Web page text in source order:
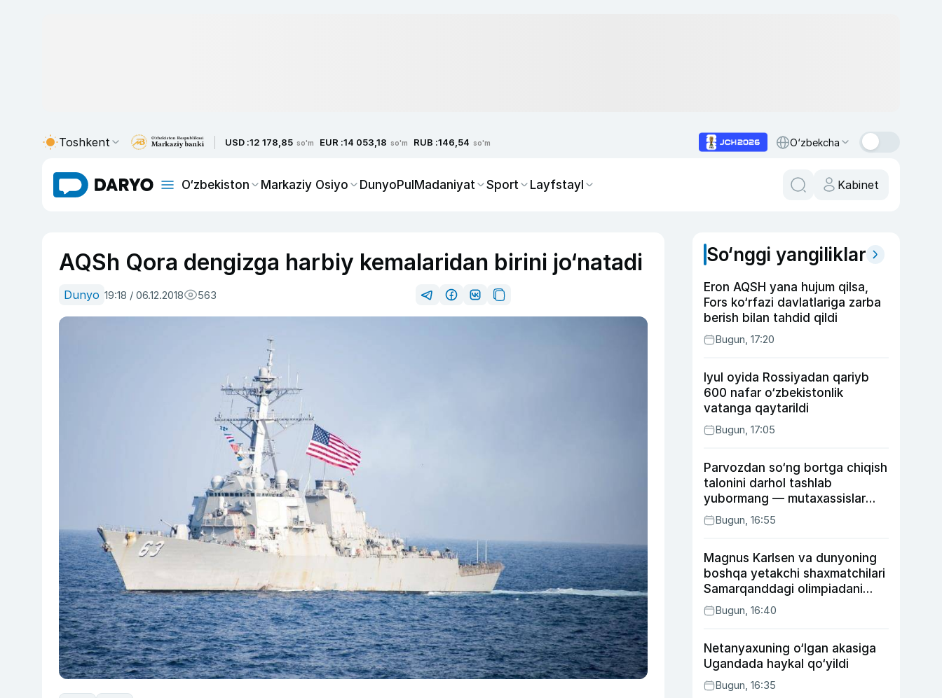
Toshkent USD :12 178,85 so'm EUR :14 053,18 so'm RUB :146,54 so'm O‘zbekcha
O‘zbekiston Markaziy Osiyo DunyoPulMadaniyat Sport Layfstayl Kabinet
AQSh Qora dengizga harbiy kemalaridan birini jo‘natadi
Dunyo 19:18 / 06.12.2018 563
So‘nggi yangiliklar
Eron AQSH yana hujum qilsa,
Fors ko‘rfazi davlatlariga zarba
berish bilan tahdid qildi
Bugun, 17:20
Iyul oyida Rossiyadan qariyb
600 nafar o‘zbekistonlik
vatanga qaytarildi
Bugun, 17:05
Parvozdan so‘ng bortga chiqish
talonini darhol tashlab
yubormang — mutaxassislar
buning sababini tushuntirdi
Bugun, 16:55
Magnus Karlsen va dunyoning
boshqa yetakchi shaxmatchilari
Samarqanddagi olimpiadani
o‘tkazib yuboradi
Bugun, 16:40
Netanyaxuning o‘lgan akasiga
Ugandada haykal qo‘yildi
Bugun, 16:35